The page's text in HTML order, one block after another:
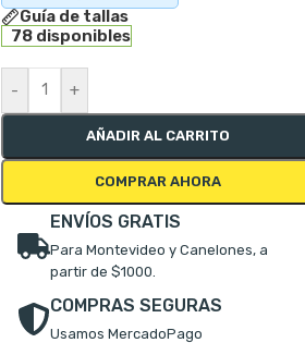
Guía de tallas
78 disponibles
- +
AÑADIR AL CARRITO
COMPRAR AHORA
ENVÍOS GRATIS
Para Montevideo y Canelones, a
partir de $1000.
COMPRAS SEGURAS
Usamos MercadoPago